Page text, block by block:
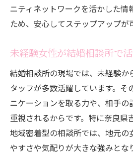
家事と両立できる結婚
結婚相談所求人の短時間
結婚相談所で叶う理想の
ンス
地元で長く働ける結婚相談
結婚相談所で受けられ
長期就労を支える結婚
結婚相談所の働きやす
ニティネットワークを活かした情
ため、安心してステップアップが
未経験女性が結婚相談所で
結婚相談所の現場では、未経験か
タッフが多数活躍しています。そ
ニケーションを取る力や、相手の
重視されるからです。特に奈良県
地域密着型の相談所では、地元の
やすさや気配りが大きな強みとな